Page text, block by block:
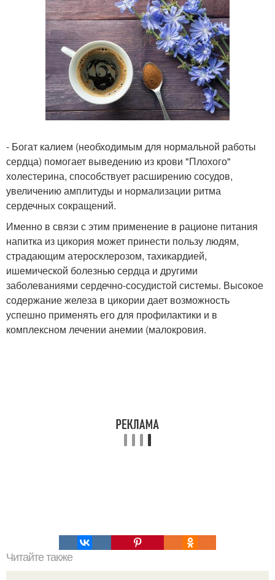
- Богат калием (необходимым для нормальной работы
сердца) помогает выведению из крови "Плохого"
холестерина, способствует расширению сосудов,
увеличению амплитуды и нормализации ритма
сердечных сокращений.
Именно в связи с этим применение в рационе питания
напитка из цикория может принести пользу людям,
страдающим атеросклерозом, тахикардией,
ишемической болезнью сердца и другими
заболеваниями сердечно-сосудистой системы. Высокое
содержание железа в цикории дает возможность
успешно применять его для профилактики и в
комплексном лечении анемии (малокровия.
Читайте также